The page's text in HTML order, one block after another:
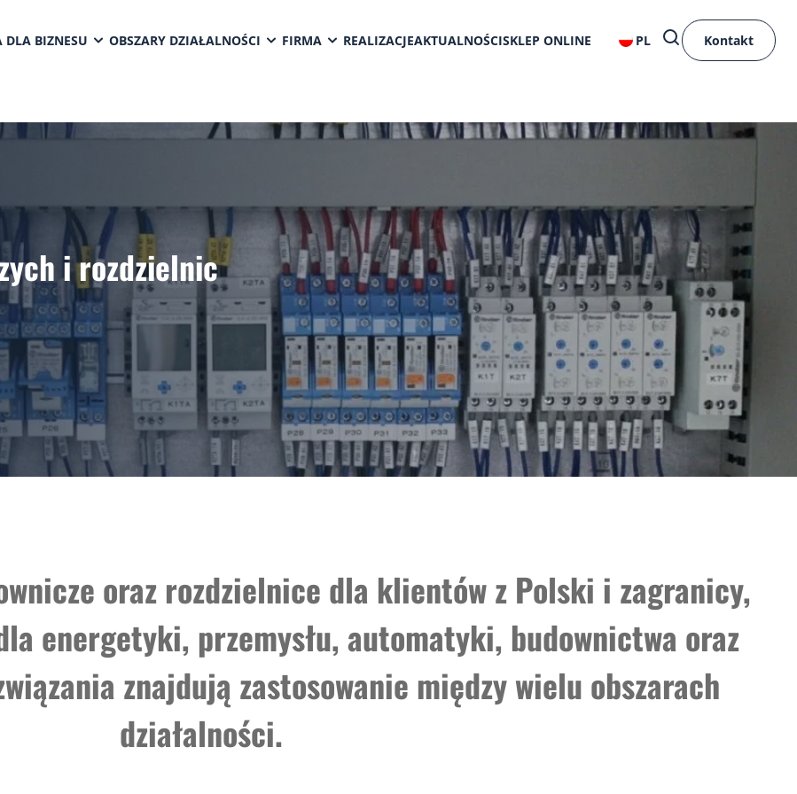
DLA BIZNESU OBSZARY DZIAŁALNOŚCI FIRMA REALIZACJEAKTUALNOŚCISKLEP ONLINE PL Kontakt
i rozdzielnic
oraz rozdzielnice dla klientów z Polski i zagranicy,
energetyki, przemysłu, automatyki, budownictwa oraz
znajdują zastosowanie między wielu obszarach
działalności.